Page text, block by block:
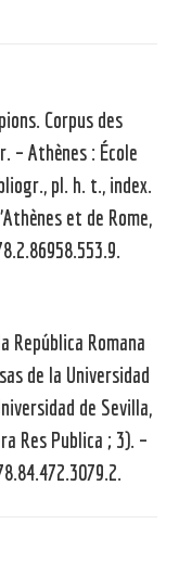
Corpus des
– Athènes : École
pl. h. t., index.
et de Rome,
República Romana
de la Universidad
de Sevilla,
Res Publica ; 3). –